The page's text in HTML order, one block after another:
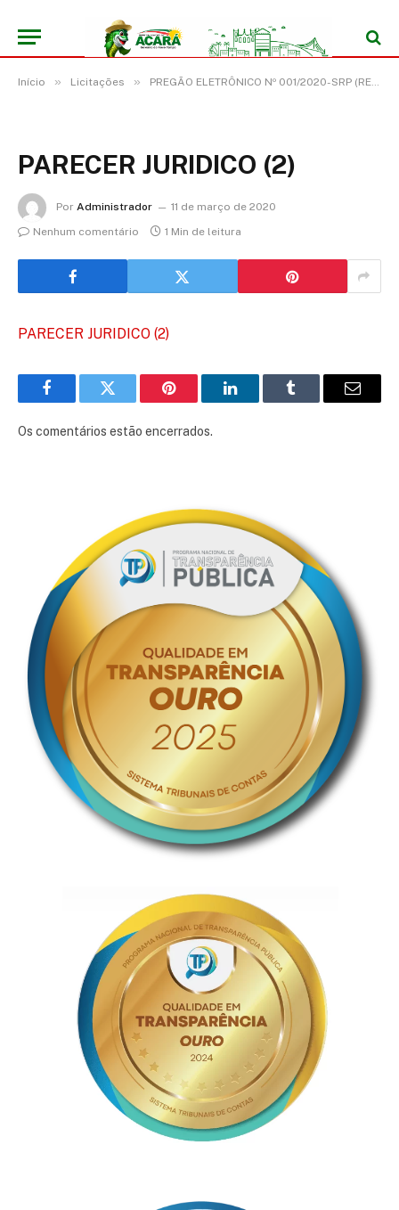
Início » Licitações » PREGÃO ELETRÔNICO Nº 001/2020-SRP (REGISTRO DE PREÇO PARA EVENTUAL CONTRATAÇÃO DE EMPRESA ESPECIALIZADA EM LOCAÇÃO DE ESTRUTURA E SHOWS PARA EVENTOS CULTURAIS E ARTÍSTICO)
PARECER JURIDICO (2)
Por Administrador
11 de março de 2020
Nenhum comentário
1 Min de leitura
PARECER JURIDICO (2)
FacebookTwitter Pinterest LinkedInTumblr
E-
Os comentários estão encerrados.